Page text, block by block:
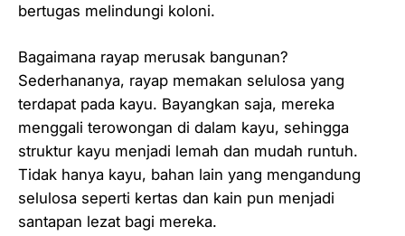
bertugas melindungi koloni.
Bagaimana rayap merusak bangunan?
Sederhananya, rayap memakan selulosa yang
terdapat pada kayu. Bayangkan saja, mereka
menggali terowongan di dalam kayu, sehingga
struktur kayu menjadi lemah dan mudah runtuh.
Tidak hanya kayu, bahan lain yang mengandung
selulosa seperti kertas dan kain pun menjadi
santapan lezat bagi mereka.